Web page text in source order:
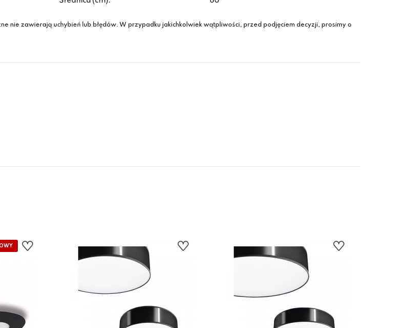
nie zawierają uchybień lub błędów. W przypadku jakichkolwiek wątpliwości, przed podjęciem decyzji, prosimy o